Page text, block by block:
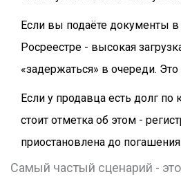
Если вы подаёте документы
Росреестре - высокая
«задержаться» в очереди.
Если у продавца есть долг
стоит отметка об этом -
приостановлена до погашения
Самый частый сценарий -